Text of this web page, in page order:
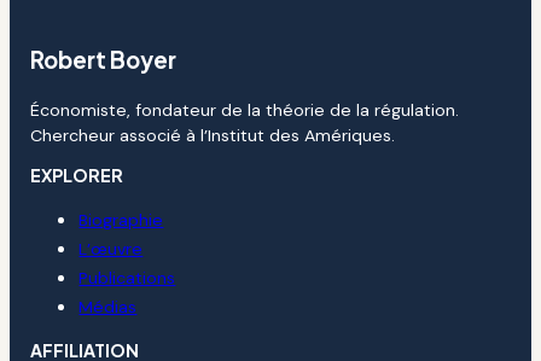
Robert Boyer
Économiste, fondateur de la théorie de la régulation.
Chercheur associé à l’Institut des Amériques.
EXPLORER
Biographie
L’œuvre
Publications
Médias
AFFILIATION